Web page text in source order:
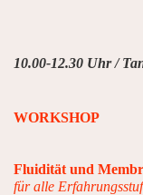
10.00-12.30 Uhr /
WORKSHOP
Fluidität und
für alle